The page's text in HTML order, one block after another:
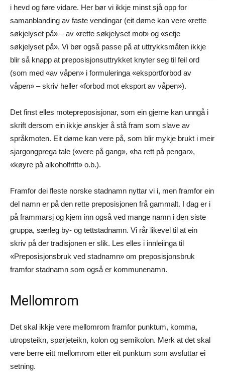
i hevd og føre vidare. Her bør vi ikkje minst sjå opp for
samanblanding av faste vendingar (eit døme kan vere «rette
søkjelyset på» – av «rette søkjelyset mot» og «setje
søkjelyset på». Vi bør også passe på at uttrykksmåten ikkje
blir så knapp at preposisjonsuttrykket knyter seg til feil ord
(som med «av våpen» i formuleringa «eksportforbod av
våpen» – skriv heller «forbod mot eksport av våpen»).
Det finst elles motepreposisjonar, som ein gjerne kan unngå i
skrift dersom ein ikkje ønskjer å stå fram som slave av
språkmoten. Eit døme kan vere på, som blir mykje brukt i meir
sjargongprega tale («vere på gang», «ha rett på pengar»,
«køyre på alkoholfritt» o.b.).
Framfor dei fleste norske stadnamn nyttar vi i, men framfor ein
del namn er på den rette preposisjonen frå gammalt. I dag er i
på frammarsj og kjem inn også ved mange namn i den siste
gruppa, særleg by- og tettstadnamn. Vi rår likevel til at ein
skriv på der tradisjonen er slik. Les elles i innleiinga til
«Preposisjonsbruk ved stadnamn» om preposisjonsbruk
framfor stadnamn som også er kommunenamn.
Mellomrom
Det skal ikkje vere mellomrom framfor punktum, komma,
utropsteikn, spørjeteikn, kolon og semikolon. Merk at det skal
vere berre eitt mellomrom etter eit punktum som avsluttar ei
setning.